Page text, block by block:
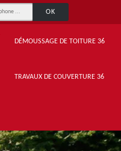
DÉMOUSSAGE DE TOITURE 36
TRAVAUX DE COUVERTURE 36